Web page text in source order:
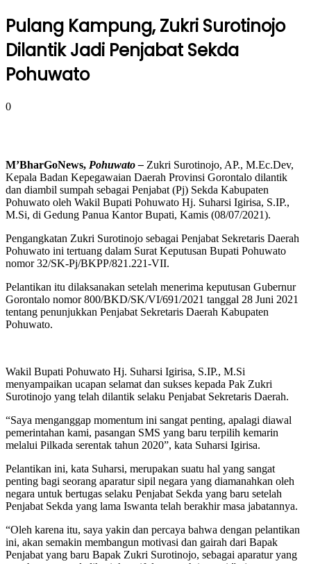
Pulang Kampung, Zukri Surotinojo
Dilantik Jadi Penjabat Sekda
Pohuwato
0
M’BharGoNews, Pohuwato – Zukri Surotinojo, AP., M.Ec.Dev,
Kepala Badan Kepegawaian Daerah Provinsi Gorontalo dilantik
dan diambil sumpah sebagai Penjabat (Pj) Sekda Kabupaten
Pohuwato oleh Wakil Bupati Pohuwato Hj. Suharsi Igirisa, S.IP.,
M.Si, di Gedung Panua Kantor Bupati, Kamis (08/07/2021).
Pengangkatan Zukri Surotinojo sebagai Penjabat Sekretaris Daerah
Pohuwato ini tertuang dalam Surat Keputusan Bupati Pohuwato
nomor 32/SK-Pj/BKPP/821.221-VII.
Pelantikan itu dilaksanakan setelah menerima keputusan Gubernur
Gorontalo nomor 800/BKD/SK/VI/691/2021 tanggal 28 Juni 2021
tentang penunjukkan Penjabat Sekretaris Daerah Kabupaten
Pohuwato.
Wakil Bupati Pohuwato Hj. Suharsi Igirisa, S.IP., M.Si
menyampaikan ucapan selamat dan sukses kepada Pak Zukri
Surotinojo yang telah dilantik selaku Penjabat Sekretaris Daerah.
“Saya menganggap momentum ini sangat penting, apalagi diawal
pemerintahan kami, pasangan SMS yang baru terpilih kemarin
melalui Pilkada serentak tahun 2020”, kata Suharsi Igirisa.
Pelantikan ini, kata Suharsi, merupakan suatu hal yang sangat
penting bagi seorang aparatur sipil negara yang diamanahkan oleh
negara untuk bertugas selaku Penjabat Sekda yang baru setelah
Penjabat Sekda yang lama Iswanta telah berakhir masa jabatannya.
“Oleh karena itu, saya yakin dan percaya bahwa dengan pelantikan
ini, akan semakin membangun motivasi dan gairah dari Bapak
Penjabat yang baru Bapak Zukri Surotinojo, sebagai aparatur yang